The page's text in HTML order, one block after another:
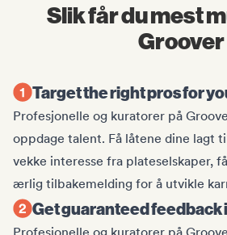
Slik får du mest
Groover
Target the right pros for
Profesjonelle og kuratorer på
oppdage talent. Få låtene dine lagt
vekke interesse fra plateselskaper,
ærlig tilbakemelding for å utvikle
Get guaranteed feedback